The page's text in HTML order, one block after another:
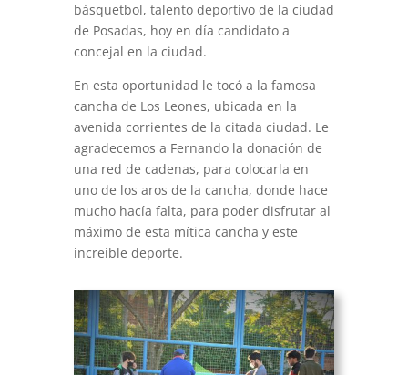
básquetbol, talento deportivo de la ciudad
de Posadas, hoy en día candidato a
concejal en la ciudad.
En esta oportunidad le tocó a la famosa
cancha de Los Leones, ubicada en la
avenida corrientes de la citada ciudad. Le
agradecemos a Fernando la donación de
una red de cadenas, para colocarla en
uno de los aros de la cancha, donde hace
mucho hacía falta, para poder disfrutar al
máximo de esta mítica cancha y este
increíble deporte.